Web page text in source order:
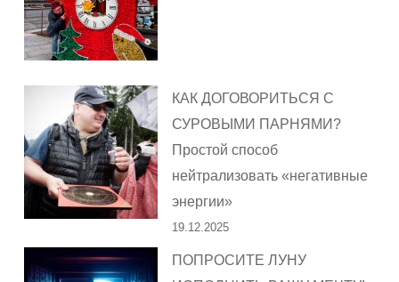
КАК ДОГОВОРИТЬСЯ С
СУРОВЫМИ ПАРНЯМИ?
Простой способ
нейтрализовать «негативные
энергии»
19.12.2025
ПОПРОСИТЕ ЛУНУ